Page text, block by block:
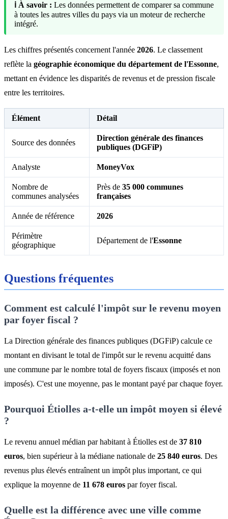
ℹ️ À savoir : Les données permettent de comparer sa commune
à toutes les autres villes du pays via un moteur de recherche
intégré.
Les chiffres présentés concernent l'année 2026. Le classement
reflète la géographie économique du département de l'Essonne,
mettant en évidence les disparités de revenus et de pression fiscale
entre les territoires.
Élément Détail
Source des données
Direction générale des finances
publiques (DGFiP)
Analyste MoneyVox
Nombre de
communes analysées
Près de 35 000 communes
françaises
Année de référence 2026
Périmètre
géographique
Département de l'Essonne
Questions fréquentes
Comment est calculé l'impôt sur le revenu moyen
par foyer fiscal ?
La Direction générale des finances publiques (DGFiP) calcule ce
montant en divisant le total de l'impôt sur le revenu acquitté dans
une commune par le nombre total de foyers fiscaux (imposés et non
imposés). C'est une moyenne, pas le montant payé par chaque foyer.
Pourquoi Étiolles a-t-elle un impôt moyen si élevé
?
Le revenu annuel médian par habitant à Étiolles est de 37 810
euros, bien supérieur à la médiane nationale de 25 840 euros. Des
revenus plus élevés entraînent un impôt plus important, ce qui
explique la moyenne de 11 678 euros par foyer fiscal.
Quelle est la différence avec une ville comme